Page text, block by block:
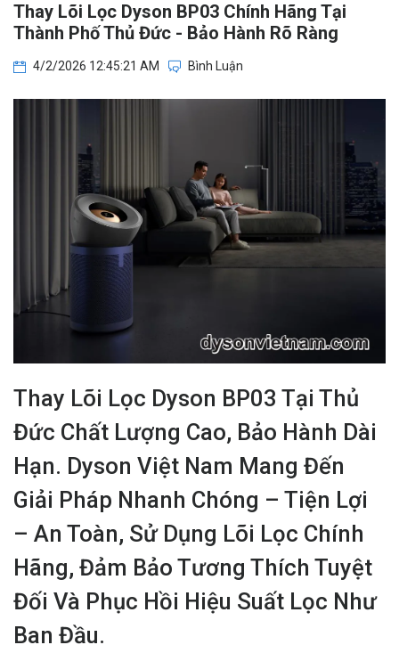
Thay Lõi Lọc Dyson BP03 Chính Hãng Tại
Thành Phố Thủ Đức - Bảo Hành Rõ Ràng
4/2/2026 12:45:21 AM Bình Luận
Thay Lõi Lọc Dyson BP03 Tại Thủ
Đức Chất Lượng Cao, Bảo Hành Dài
Hạn. Dyson Việt Nam Mang Đến
Giải Pháp Nhanh Chóng – Tiện Lợi
– An Toàn, Sử Dụng Lõi Lọc Chính
Hãng, Đảm Bảo Tương Thích Tuyệt
Đối Và Phục Hồi Hiệu Suất Lọc Như
Ban Đầu.